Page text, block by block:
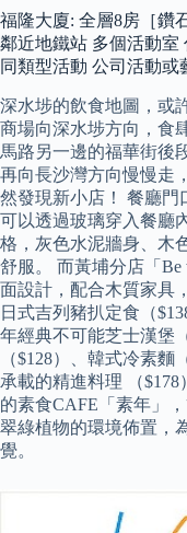
福隆大廈: 全層8房［鑽
鄰近地鐵站 多個活動室
同類型活動 公司活動或
深水埗的飲食地圖，或
商場向深水埗方向，食
馬路另一邊的福華街後
再向長沙灣方向慢慢走
然發現新小店！ 餐廳門
可以透過玻璃穿入餐廳
格，灰色水泥牆身、木
舒服。 而黃埔分店「Be
面設計，配合木質家具
⽇式吉列豬扒定食（
年經典不可能芝⼠漢堡
（$128）、韓式冷素
承載的精進料理 （
的素食CAFE「素年」
翠綠植物的環境佈置，
覺。